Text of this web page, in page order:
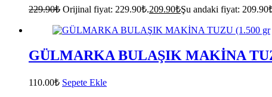
229.90₺ Orijinal fiyat: 229.90₺.209.90₺Şu andaki fiyat:
GÜLMARKA BULAŞIK MAKİNA
110.00₺ Sepete Ekle